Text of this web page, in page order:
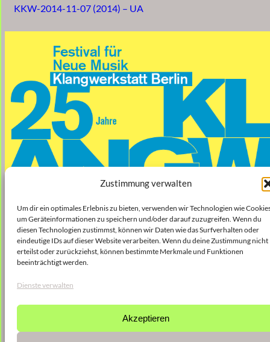
Zustimmung verwalten
Um dir ein optimales Erlebnis zu bieten, verwenden wir Technologien wie
um Geräteinformationen zu speichern und/oder darauf zuzugreifen. Wenn du
diesen Technologien zustimmst, können wir Daten wie das Surfverhalten oder
eindeutige IDs auf dieser Website verarbeiten. Wenn du deine Zustimmung nicht
erteilst oder zurückziehst, können bestimmte Merkmale und Funktionen
beeinträchtigt werden.
Dienste verwalten
Akzeptieren
KKW-2014-11-07 (2014) – UA